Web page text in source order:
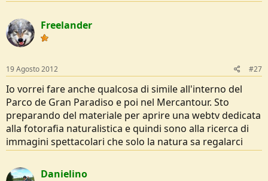
Freelander
19 Agosto 2012 #27
Io vorrei fare anche qualcosa di simile all'interno del
Parco de Gran Paradiso e poi nel Mercantour. Sto
preparando del materiale per aprire una webtv dedicata
alla fotorafia naturalistica e quindi sono alla ricerca di
immagini spettacolari che solo la natura sa regalarci
Danielino